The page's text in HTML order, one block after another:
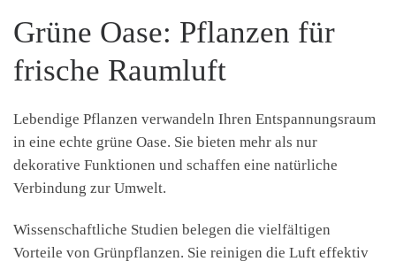
Grüne Oase: Pflanzen für
frische Raumluft
Lebendige Pflanzen verwandeln Ihren Entspannungsraum
in eine echte grüne Oase. Sie bieten mehr als nur
dekorative Funktionen und schaffen eine natürliche
Verbindung zur Umwelt.
Wissenschaftliche Studien belegen die vielfältigen
Vorteile von Grünpflanzen. Sie reinigen die Luft effektiv